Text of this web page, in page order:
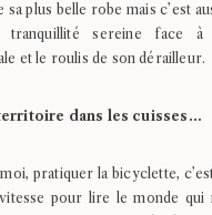
sa plus belle robe mais c’est
tranquillité sereine face
et le roulis de son dérailleur.
dans les cuisses…
pratiquer la bicyclette,
pour lire le monde qui